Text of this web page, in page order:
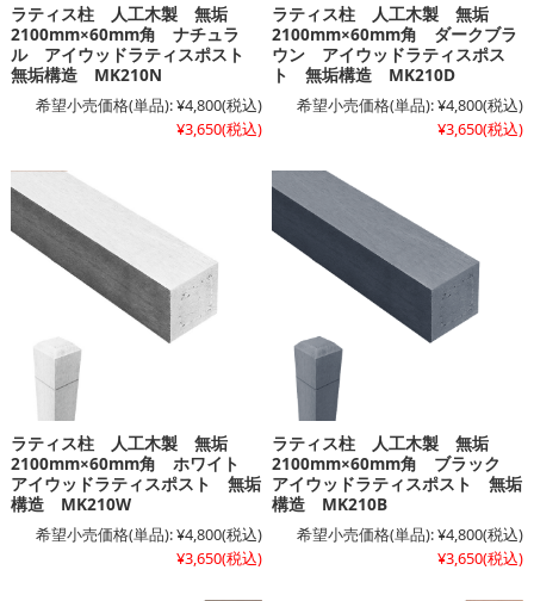
ラティス柱 人工木製 無垢
2100mm×60mm角 ナチュラ
ル アイウッドラティスポスト
無垢構造 MK210N
希望小売価格(単品):¥4,800(税込)
¥3,650(税込)
ラティス柱 人工木製 無垢
2100mm×60mm角 ダークブラ
ウン アイウッドラティスポス
ト 無垢構造 MK210D
希望小売価格(単品):¥4,800(税込)
¥3,650(税込)
ラティス柱 人工木製 無垢
2100mm×60mm角 ホワイト
アイウッドラティスポスト 無垢
構造 MK210W
希望小売価格(単品):¥4,800(税込)
¥3,650(税込)
ラティス柱 人工木製 無垢
2100mm×60mm角 ブラック
アイウッドラティスポスト 無垢
構造 MK210B
希望小売価格(単品):¥4,800(税込)
¥3,650(税込)